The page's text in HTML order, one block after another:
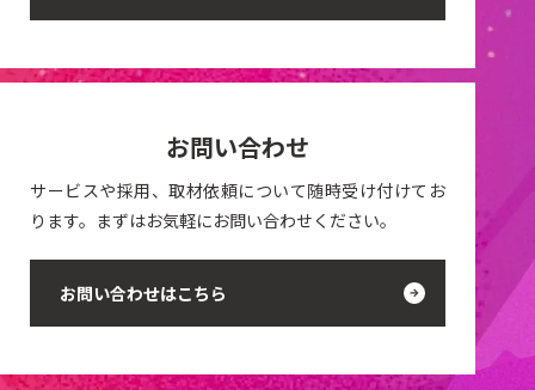
お問い合わせ
サービスや採用、取材依頼について随時受け付けてお
ります。まずはお気軽にお問い合わせください。
お問い合わせはこちら